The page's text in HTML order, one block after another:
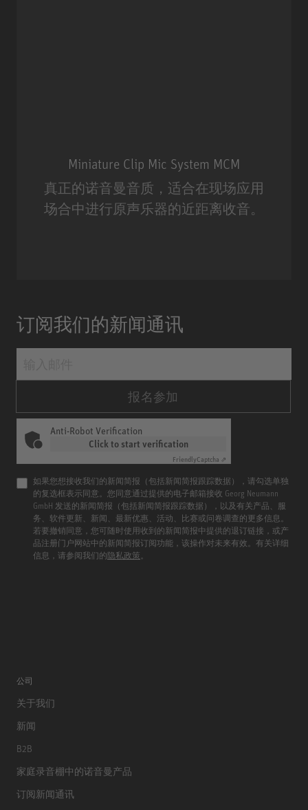
Miniature Clip Mic System MCM
真正的诺音曼音质，适合在现场应用
场合中进行原声乐器的近距离收音。
订阅我们的新闻通讯
报名参加
Anti-Robot Verification
Click to start verification
FriendlyCaptcha ⇗
如果您想接收我们的新闻简报（包括新闻简报跟踪数据），请勾选单独
的复选框表示同意。您同意通过提供的电子邮箱接收 Georg Neumann
GmbH 发送的新闻简报（包括新闻简报跟踪数据），以及有关产品、服
务、软件更新、新闻、最新优惠、活动、比赛或问卷调查的更多信息。
若要撤销同意，您可随时使用收到的新闻简报中提供的退订链接，或产
品注册门户网站中的新闻简报订阅功能，该操作对未来有效。有关详细
信息，请参阅我们的 隐私政策。
公司
关于我们
新闻
B2B
家庭录音棚中的诺音曼产品
订阅新闻通讯